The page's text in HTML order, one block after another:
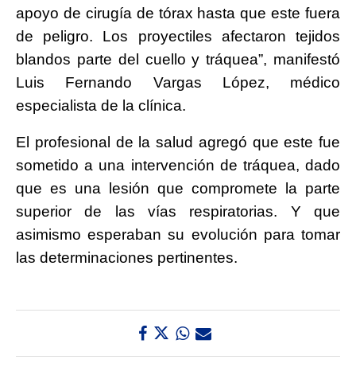
apoyo de cirugía de tórax hasta que este fuera
de peligro. Los proyectiles afectaron tejidos
blandos parte del cuello y tráquea”, manifestó
Luis Fernando Vargas López, médico
especialista de la clínica.
El profesional de la salud agregó que este fue
sometido a una intervención de tráquea, dado
que es una lesión que compromete la parte
superior de las vías respiratorias. Y que
asimismo esperaban su evolución para tomar
las determinaciones pertinentes.